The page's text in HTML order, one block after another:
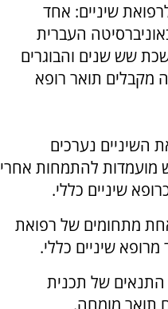
שיניים: אחד
העברית
שש שנים והבוגרים
מקבלים תואר רופא
השיניים נערכים
מועמדות להתמחות אחרי
שיניים כללי.
מתחומים של רפואת
התנאים של תכנית